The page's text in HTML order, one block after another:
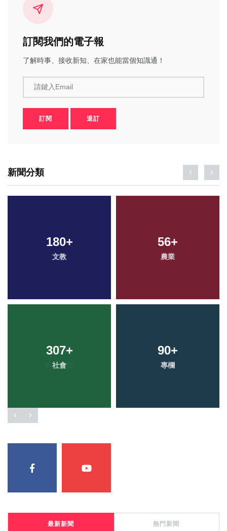
訂閱我們的電子報
了解時事、接收新知、在家也能當個知識通！
請鍵入Email
訂閱 退訂
新聞分類
180+
文教
56+
農業
307+
社會
90+
專欄
最新新聞 熱門新聞